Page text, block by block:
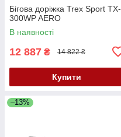
Бігова доріжка Trex Sport TX-
300WP AERO
В наявності
12 887 ₴ 14 822 ₴
Купити
–13%